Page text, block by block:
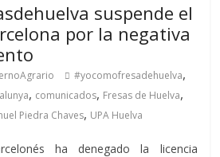
suspende el
por la negativa
#yocomofresadehuelva,
, comunicados, Fresas de Huelva,
Piedra Chaves, UPA Huelva
ha denegado la licencia